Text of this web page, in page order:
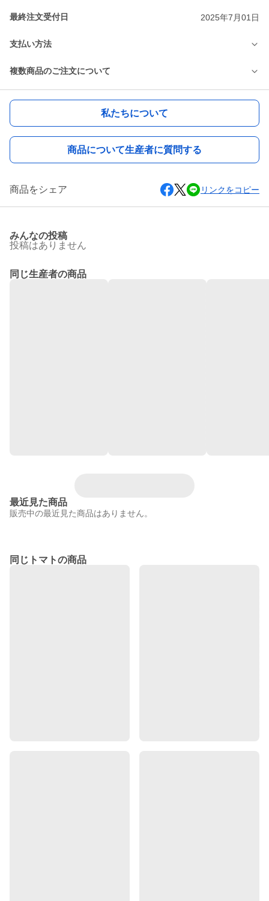
最終注文受付日 2025年7月01日
支払い方法
複数商品のご注文について
私たちについて
商品について生産者に質問する
商品をシェア リンクをコピー
みんなの投稿
投稿はありません
同じ生産者の商品
最近見た商品
販売中の最近見た商品はありません。
同じトマトの商品